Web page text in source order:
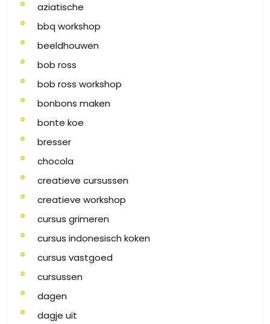
aziatische
bbq workshop
beeldhouwen
bob ross
bob ross workshop
bonbons maken
bonte koe
bresser
chocola
creatieve cursussen
creatieve workshop
cursus grimeren
cursus indonesisch koken
cursus vastgoed
cursussen
dagen
dagje uit